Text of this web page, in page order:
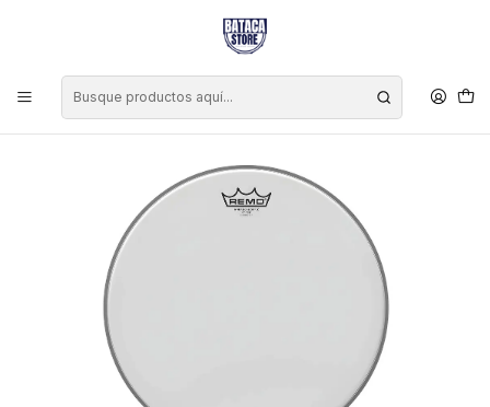
Parche Remo Ambassador X Coated 14"